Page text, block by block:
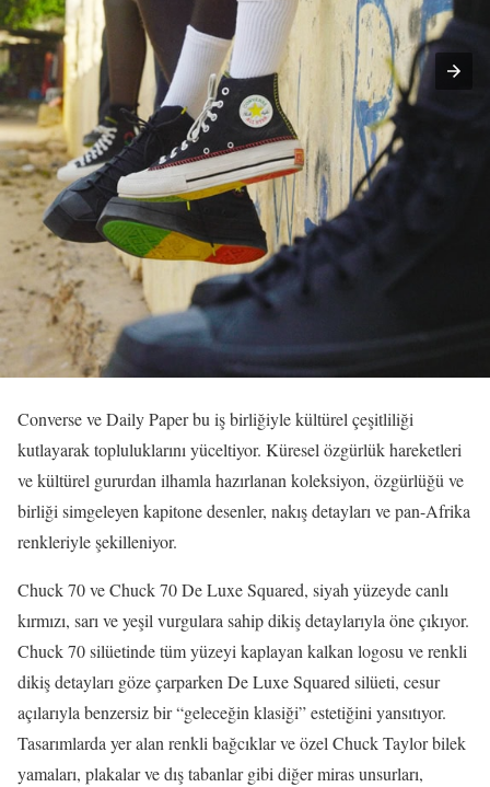
Converse ve Daily Paper bu iş birliğiyle kültürel çeşitliliği
kutlayarak topluluklarını yüceltiyor. Küresel özgürlük hareketleri
ve kültürel gururdan ilhamla hazırlanan koleksiyon, özgürlüğü ve
birliği simgeleyen kapitone desenler, nakış detayları ve pan-Afrika
renkleriyle şekilleniyor.
Chuck 70 ve Chuck 70 De Luxe Squared, siyah yüzeyde canlı
kırmızı, sarı ve yeşil vurgulara sahip dikiş detaylarıyla öne çıkıyor.
Chuck 70 silüetinde tüm yüzeyi kaplayan kalkan logosu ve renkli
dikiş detayları göze çarparken De Luxe Squared silüeti, cesur
açılarıyla benzersiz bir “geleceğin klasiği” estetiğini yansıtıyor.
Tasarımlarda yer alan renkli bağcıklar ve özel Chuck Taylor bilek
yamaları, plakalar ve dış tabanlar gibi diğer miras unsurları,